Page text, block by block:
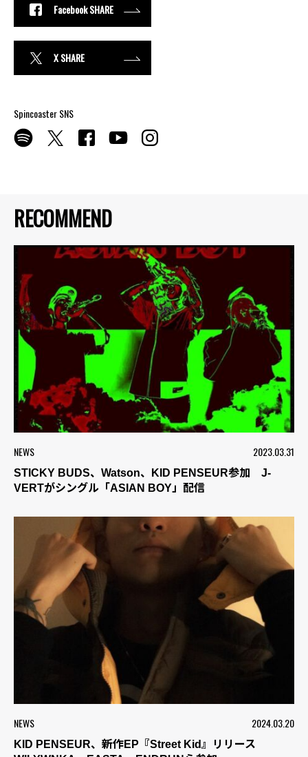
RECOMMEND
NEWS 2023.03.31
STICKY BUDS、Watson、KID PENSEUR参加 J-
VERTがシングル「ASIAN BOY」配信
NEWS 2024.03.20
KID PENSEUR、新作EP『Street Kid』リリース
Facebook SHARE
X SHARE
Spincoaster SNS